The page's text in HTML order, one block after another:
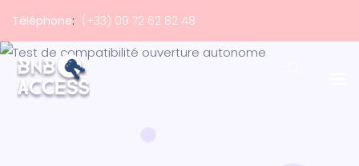
Téléphone: (+33) 09 72 62 82 48